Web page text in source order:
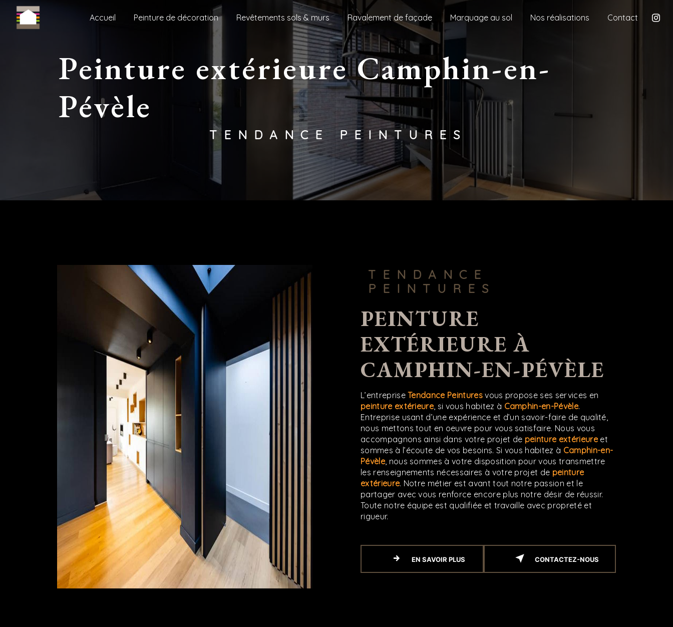
Accueil Peinture de décoration Revêtements sols & murs Ravalement de façade Marquage au sol Nos réalisations Contact
peinture extérieure Camphin-en-
Pévèle
TENDANCE PEINTURES
TENDANCE
PEINTURES
PEINTURE
EXTÉRIEURE À
CAMPHIN-EN-PÉVÈLE
L’entrepriseTendance Peinturesvous propose ses services en
peinture extérieure, si vous habitez à Camphin-en-Pévèle.
Entreprise usant d’une expérience et d’un savoir-faire de qualité,
nous mettons tout en oeuvre pour vous satisfaire. Nous vous
accompagnons ainsi dans votre projet de peinture extérieureet
sommes à l’écoute de vos besoins. Si vous habitez à Camphin-en-
Pévèle, nous sommes à votre disposition pour vous transmettre
les renseignements nécessaires à votre projet de peinture
extérieure. Notre métier est avant tout notre passion et le
partager avec vous renforce encore plus notre désir de réussir.
Toute notre équipe est qualifiée et travaille avec propreté et
rigueur.
EN SAVOIR PLUS CONTACTEZ-NOUS
Panneau de gestion des cookies